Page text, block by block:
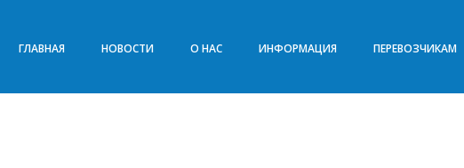
ГЛАВНАЯ НОВОСТИ О НАС ИНФОРМАЦИЯ ПЕРЕВОЗЧИКАМ